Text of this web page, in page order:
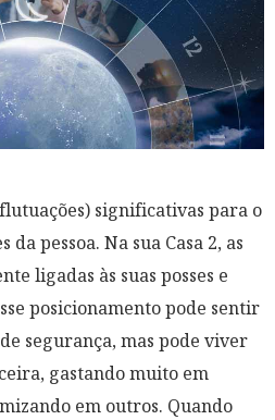
) significativas para o
da pessoa. Na sua Casa 2, as
ligadas às suas posses e
posicionamento pode sentir
segurança, mas pode viver
gastando muito em
em outros. Quando